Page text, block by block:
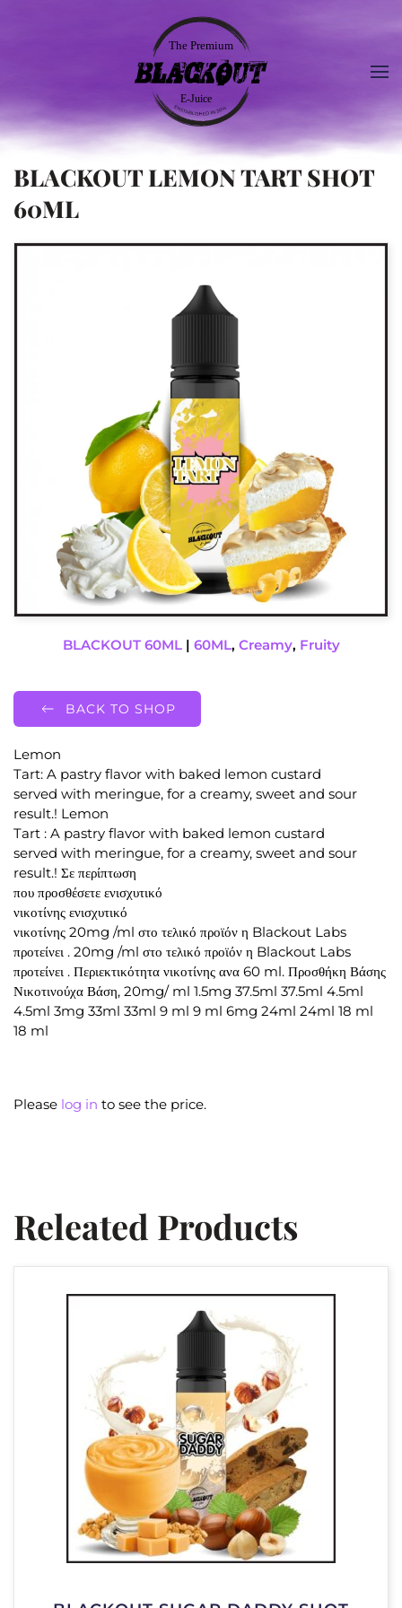
BLACKOUT LEMON TART SHOT
60ML
BLACKOUT 60ML| 60ML, Creamy, Fruity
BACK TO SHOP
Lemon
Tart: A pastry flavor with baked lemon custard
served with meringue, for a creamy, sweet and sour
result.! Lemon
Tart : A pastry flavor with baked lemon custard
served with meringue, for a creamy, sweet and sour
result.! Σε περίπτωση
που προσθέσετε ενισχυτικό
νικοτίνης ενισχυτικό
νικοτίνης 20mg /ml στο τελικό προϊόν η Blackout Labs
προτείνει . 20mg /ml στο τελικό προϊόν η Blackout Labs
προτείνει . Περιεκτικότητα νικοτίνης ανα 60 ml. Προσθήκη Βάσης
Νικοτινούχα Βάση, 20mg/ ml 1.5mg 37.5ml 37.5ml 4.5ml
4.5ml 3mg 33ml 33ml 9 ml 9 ml 6mg 24ml 24ml 18 ml
18 ml
Please log in to see the price.
Releated Products